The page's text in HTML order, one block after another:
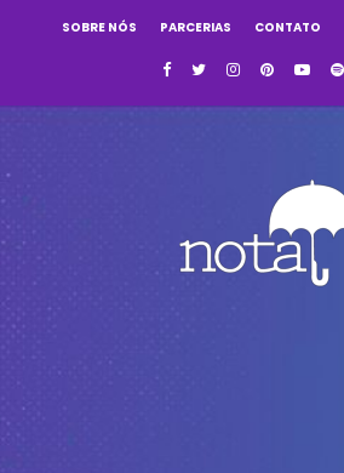
SOBRE NÓS PARCERIAS CONTATO